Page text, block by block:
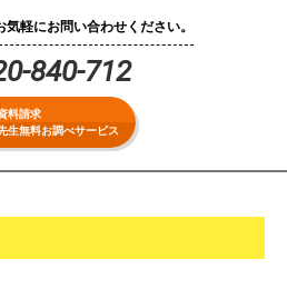
気軽にお問い合わせください。
840-712
料請求
生無料お調べサービス